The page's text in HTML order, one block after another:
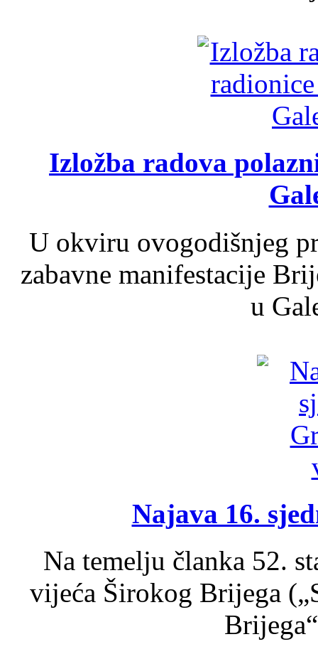
Izložba radova
U okviru ovogodišnjeg
zabavne manifestacije
u
Najava 16.
Na temelju članka 52.
vijeća Širokog Brijega